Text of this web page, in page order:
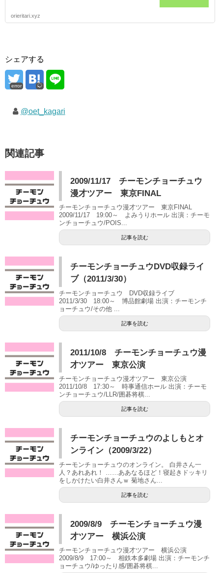
orieritari.xyz
シェアする
error
@oet_kagari
関連記事
2009/11/17 チーモンチョーチュウ
漫才ツアー 東京FINAL
チーモンチョーチュウ漫才ツアー 東京FINAL
2009/11/17 19:00～ よみうりホール 出演：チーモ
ンチョーチュウ/POIS...
記事を読む
チーモンチョーチュウDVD収録ライ
ブ（2011/3/30）
チーモンチョーチュウ DVD収録ライブ
2011/3/30 18:00～ 博品館劇場 出演：チーモンチ
ョーチュウ/その他 ...
記事を読む
2011/10/8 チーモンチョーチュウ漫
才ツアー 東京公演
チーモンチョーチュウ漫才ツアー 東京公演
2011/10/8 17:30～ 時事通信ホール 出演：チーモ
ンチョーチュウ/LLR/囲碁将棋...
記事を読む
チーモンチョーチュウのよしもとオ
ンライン（2009/3/22）
チーモンチョーチュウのオンライン。 白井さん一
人？あれあれ！ ……ああなるほど！寝起きドッキリ
をしかけたい白井さんｗ 菊地さん...
記事を読む
2009/8/9 チーモンチョーチュウ漫
才ツアー 横浜公演
チーモンチョーチュウ漫才ツアー 横浜公演
2009/8/9 17:00～ 相鉄本多劇場 出演：チーモンチ
ョーチュウ/ゆったり感/囲碁将棋...